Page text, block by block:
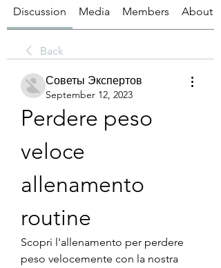
Discussion Media Members About
Back
Советы Экспертов
September 12, 2023
Perdere peso
veloce
allenamento
routine
Scopri l'allenamento per perdere
peso velocemente con la nostra